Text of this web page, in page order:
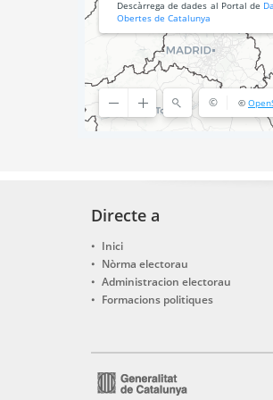
Directe a
Inici
Nòrma electorau
Administracion electorau
Formacions politiques